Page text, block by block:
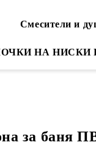
Смесители и
НА НИСКИ
за баня